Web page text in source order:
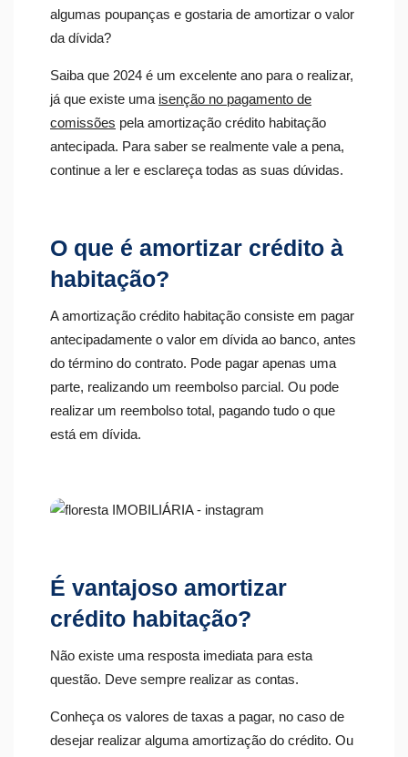
algumas poupanças e gostaria de amortizar o valor
da dívida?
Saiba que 2024 é um excelente ano para o realizar,
já que existe uma isenção no pagamento de
comissões pela amortização crédito habitação
antecipada. Para saber se realmente vale a pena,
continue a ler e esclareça todas as suas dúvidas.
O que é amortizar crédito à
habitação?
A amortização crédito habitação consiste em pagar
antecipadamente o valor em dívida ao banco, antes
do término do contrato. Pode pagar apenas uma
parte, realizando um reembolso parcial. Ou pode
realizar um reembolso total, pagando tudo o que
está em dívida.
É vantajoso amortizar
crédito habitação?
Não existe uma resposta imediata para esta
questão. Deve sempre realizar as contas.
Conheça os valores de taxas a pagar, no caso de
desejar realizar alguma amortização do crédito. Ou